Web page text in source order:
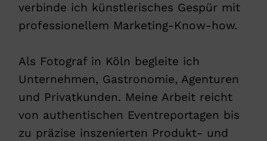
verbinde ich künstlerisches Gespür mit
professionellem Marketing-Know-how.
Als Fotograf in Köln begleite ich
Unternehmen, Gastronomie, Agenturen
und Privatkunden. Meine Arbeit reicht
von authentischen Eventreportagen bis
zu präzise inszenierten Produkt- und